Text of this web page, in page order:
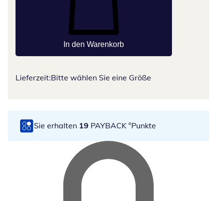
In den Warenkorb
Lieferzeit:Bitte wählen Sie eine Größe
Sie erhalten 19 PAYBACK °Punkte